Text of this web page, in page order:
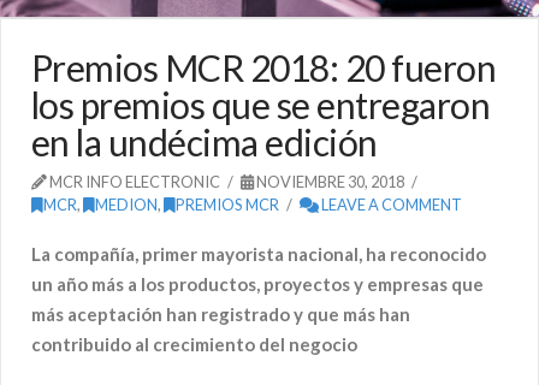
Premios MCR 2018: 20 fueron
los premios que se entregaron
en la undécima edición
MCR INFO ELECTRONIC
NOVIEMBRE 30, 2018
MCR, MEDION, PREMIOS MCR LEAVE A COMMENT
La compañía, primer mayorista nacional, ha reconocido
un año más a los productos, proyectos y empresas que
más aceptación han registrado y que más han
contribuido al crecimiento del negocio